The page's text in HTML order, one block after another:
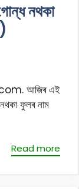
নথকা
আজিৰ এই
ফুলৰ নাম
Read more